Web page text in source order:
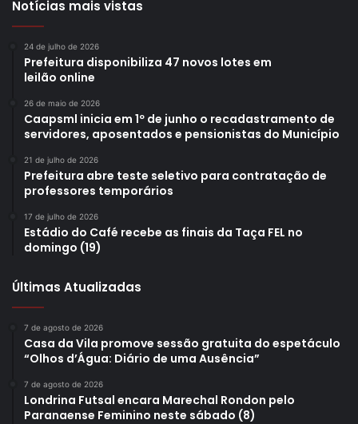
Notícias mais vistas
24 de julho de 2026
Prefeitura disponibiliza 47 novos lotes em
leilão online
26 de maio de 2026
Caapsml inicia em 1º de junho o recadastramento de
servidores, aposentados e pensionistas do Município
21 de julho de 2026
Prefeitura abre teste seletivo para contratação de
professores temporários
17 de julho de 2026
Estádio do Café recebe as finais da Taça FEL no
domingo (19)
Últimas Atualizadas
7 de agosto de 2026
Casa da Vila promove sessão gratuita do espetáculo
“Olhos d’Água: Diário de uma Ausência”
7 de agosto de 2026
Londrina Futsal encara Marechal Rondon pelo
Paranaense Feminino neste sábado (8)